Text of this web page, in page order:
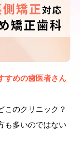
すめの歯医者さん
このクリニック？
も多いのではない